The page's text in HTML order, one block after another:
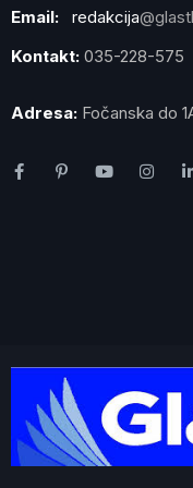
Email: redakcija
Kontakt: 035-228-575
Adresa: Fočanska do